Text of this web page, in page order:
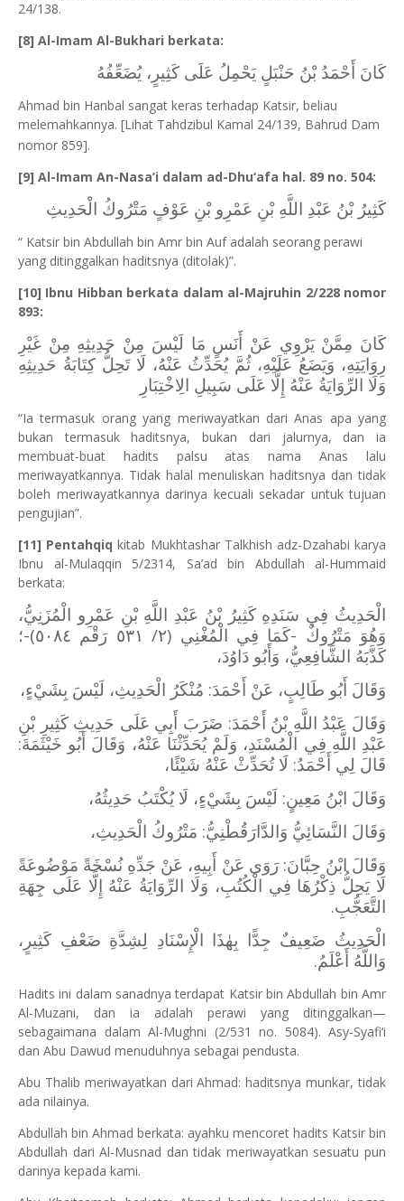
24/138.
[8] Al-Imam Al-Bukhari berkata:
كَانَ أَحْمَدُ بْنُ حَنْبَلٍ يَحْمِلُ عَلَى كَثِيرٍ، يُضَعِّفُهُ
Ahmad bin Hanbal sangat keras terhadap Katsir, beliau
melemahkannya. [Lihat Tahdzibul Kamal 24/139, Bahrud Dam
nomor 859].
[9] Al-Imam An-Nasa’i dalam ad-Dhu‘afa hal. 89 no. 504:
كَثِيرُ بْنُ عَبْدِ اللَّهِ بْنِ عَمْرِو بْنِ عَوْفٍ مَتْرُوكُ الْحَدِيثِ
“ Katsir bin Abdullah bin Amr bin Auf adalah seorang perawi
yang ditinggalkan haditsnya (ditolak)”.
[10] Ibnu Hibban berkata dalam al-Majruhin 2/228 nomor
893:
كَانَ مِمَّنْ يَرْوِي عَنْ أَنَسٍ مَا لَيْسَ مِنْ حَدِيثِهِ مِنْ غَيْرِ
رِوَايَتِهِ، وَيَضَعُ عَلَيْهِ، ثُمَّ يُحَدِّثُ عَنْهُ، لَا تَحِلُّ كِتَابَةُ حَدِيثِهِ
وَلَا الرِّوَايَةُ عَنْهُ إِلَّا عَلَى سَبِيلِ الِاخْتِبَارِ
“Ia termasuk orang yang meriwayatkan dari Anas apa yang
bukan termasuk haditsnya, bukan dari jalurnya, dan ia
membuat-buat hadits palsu atas nama Anas lalu
meriwayatkannya. Tidak halal menuliskan haditsnya dan tidak
boleh meriwayatkannya darinya kecuali sekadar untuk tujuan
pengujian”.
[11] Pentahqiq kitab Mukhtashar Talkhish adz-Dzahabi karya
Ibnu al-Mulaqqin 5/2314, Sa’ad bin Abdullah al-Hummaid
berkata:
الْحَدِيثُ فِي سَنَدِهِ كَثِيرُ بْنُ عَبْدِ اللَّهِ بْنِ عَمْرِو الْمُزَنِيُّ،
وَهُوَ مَتْرُوكٌ -كَمَا فِي الْمُغْنِي (٢/ ٥٣١ رَقْم ٥٠٨٤)-؛
كَذَّبَهُ الشَّافِعِيُّ، وَأَبُو دَاوُدَ،
وَقَالَ أَبُو طَالِبٍ، عَنْ أَحْمَدَ: مُنْكَرُ الْحَدِيثِ، لَيْسَ بِشَيْءٍ،
وَقَالَ عَبْدُ اللَّهِ بْنُ أَحْمَدَ: ضَرَبَ أَبِي عَلَى حَدِيثِ كَثِيرِ بْنِ
عَبْدِ اللَّهِ فِي الْمُسْنَدِ، وَلَمْ يُحَدِّثْنَا عَنْهُ، وَقَالَ أَبُو خَيْثَمَةَ:
قَالَ لِي أَحْمَدُ: لَا تُحَدِّثْ عَنْهُ شَيْئًا،
وَقَالَ ابْنُ مَعِينٍ: لَيْسَ بِشَيْءٍ، لَا يُكْتَبُ حَدِيثُهُ،
وَقَالَ النَّسَائِيُّ وَالدَّارَقُطْنِيُّ: مَتْرُوكُ الْحَدِيثِ،
وَقَالَ ابْنُ حِبَّانَ: رَوَى عَنْ أَبِيهِ، عَنْ جَدِّهِ نُسْخَةً مَوْضُوعَةً
لَا يَحِلُّ ذِكْرُهَا فِي الْكُتُبِ، وَلَا الرِّوَايَةُ عَنْهُ إِلَّا عَلَى جِهَةِ
التَّعَجُّبِ.
الْحَدِيثُ ضَعِيفٌ جِدًّا بِهٰذَا الْإِسْنَادِ لِشِدَّةِ ضَعْفِ كَثِيرٍ،
وَاللَّهُ أَعْلَمُ.
Hadits ini dalam sanadnya terdapat Katsir bin Abdullah bin Amr
Al-Muzani, dan ia adalah perawi yang ditinggalkan—
sebagaimana dalam Al-Mughni (2/531 no. 5084). Asy-Syafi‘i
dan Abu Dawud menuduhnya sebagai pendusta.
Abu Thalib meriwayatkan dari Ahmad: haditsnya munkar, tidak
ada nilainya.
Abdullah bin Ahmad berkata: ayahku mencoret hadits Katsir bin
Abdullah dari Al-Musnad dan tidak meriwayatkan sesuatu pun
darinya kepada kami.